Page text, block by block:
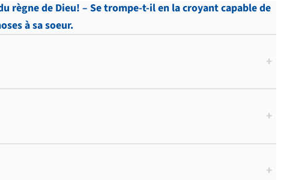
règne de Dieu! – Se trompe-t-il en la croyant capable de
à sa soeur.
+
+
+